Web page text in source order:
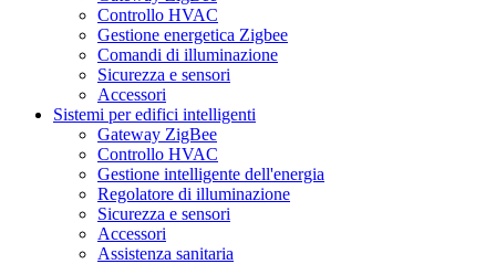
Controllo HVAC
Gestione energetica Zigbee
Comandi di illuminazione
Sicurezza e sensori
Accessori
Sistemi per edifici intelligenti
Gateway ZigBee
Controllo HVAC
Gestione intelligente dell'energia
Regolatore di illuminazione
Sicurezza e sensori
Accessori
Assistenza sanitaria